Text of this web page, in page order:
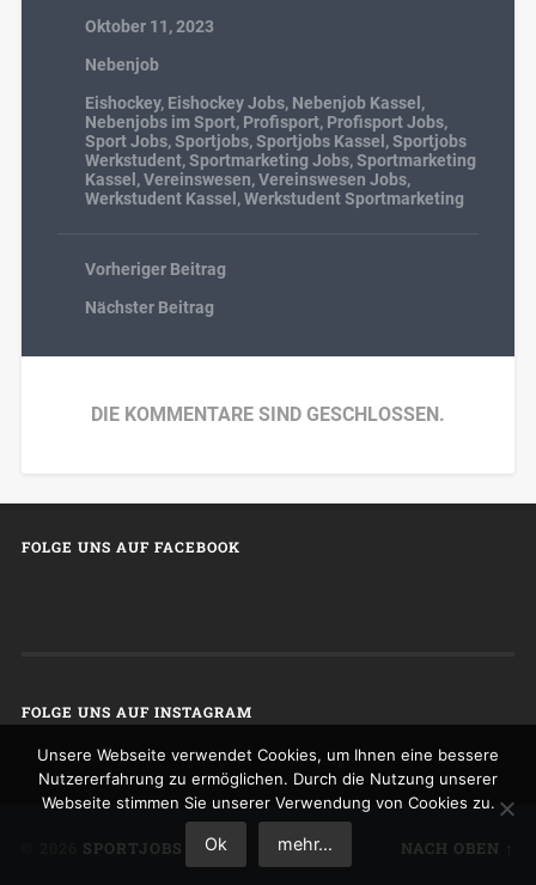
Oktober 11, 2023
Nebenjob
Eishockey, Eishockey Jobs, Nebenjob Kassel ,
Nebenjobs im Sport, Profisport, Profisport Jobs,
Sport Jobs,Sportjobs,Sportjobs Kassel ,Sportjobs
Werkstudent,Sportmarketing Jobs,Sportmarketing
Kassel ,Vereinswesen,Vereinswesen Jobs,
Werkstudent Kassel ,Werkstudent Sportmarketing
Vorheriger Beitrag
Nächster Beitrag
DIE KOMMENTARE SIND GESCHLOSSEN.
FOLGE UNS AUF FACEBOOK
FOLGE UNS AUF INSTAGRAM
SPORTJOBS NACH OBEN ↑
Unsere Webseite verwendet Cookies, um Ihnen eine bessere
Nutzererfahrung zu ermöglichen. Durch die Nutzung unserer
Webseite stimmen Sie unserer Verwendung von Cookies zu.
Ok mehr...